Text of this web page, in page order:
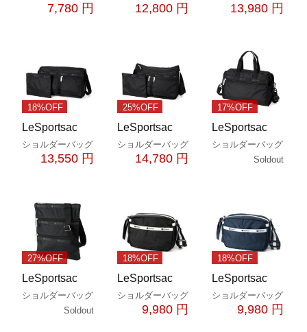
7,780 円 12,800 円 13,980 円
18%OFF
LeSportsac
ショルダーバッグ
13,550 円
25%OFF
LeSportsac
ショルダーバッグ
14,780 円
17%OFF
LeSportsac
ショルダーバッグ
Soldout
27%OFF
LeSportsac
ショルダーバッグ
Soldout
18%OFF
LeSportsac
ショルダーバッグ
9,980 円
18%OFF
LeSportsac
ショルダーバッグ
9,980 円